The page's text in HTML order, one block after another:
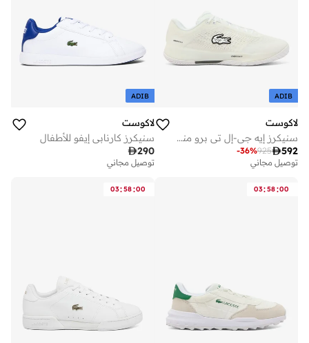
ADIB
لاكوست
سنيكرز إيه جي-إل تي برو منخفضة
592
925
-36%
توصيل مجاني
ADIB
لاكوست
سنيكرز كارنابي إيفو للأطفال
290
توصيل مجاني
03:58:00
03:58:00